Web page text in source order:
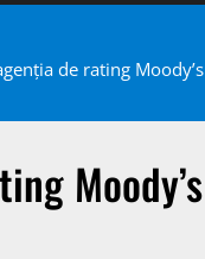
de rating